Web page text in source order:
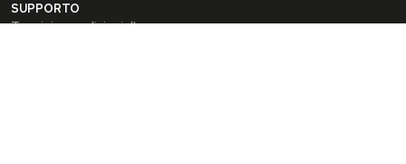
SUPPORTO
Termini e condizioni d'uso